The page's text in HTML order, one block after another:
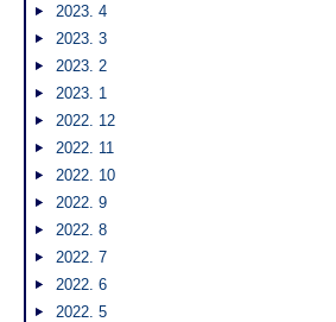
2023. 4
2023. 3
2023. 2
2023. 1
2022. 12
2022. 11
2022. 10
2022. 9
2022. 8
2022. 7
2022. 6
2022. 5